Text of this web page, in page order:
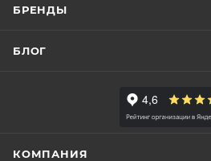
БРЕНДЫ
БЛОГ
КОМПАНИЯ